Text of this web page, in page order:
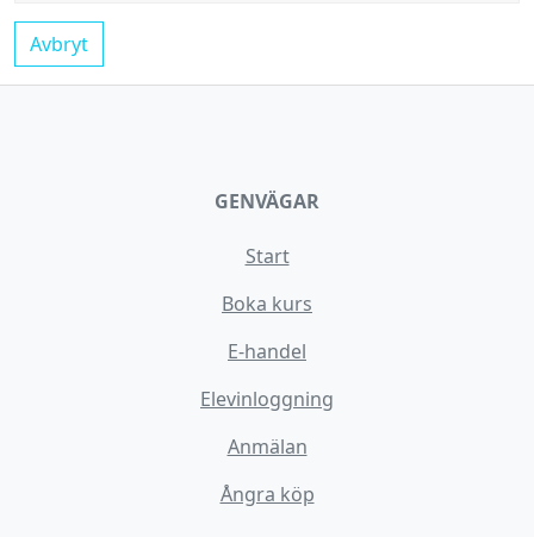
Avbryt
GENVÄGAR
Start
Boka kurs
E-handel
Elevinloggning
Anmälan
Ångra köp